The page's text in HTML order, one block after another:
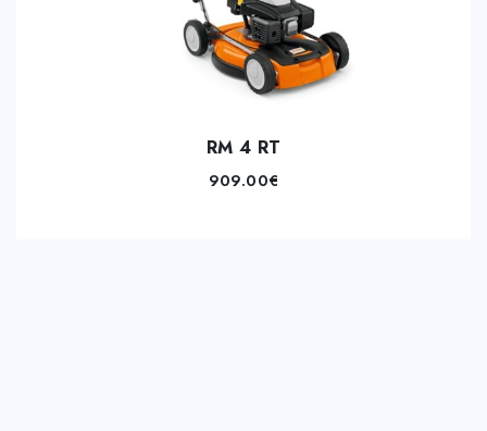
RM 4 RT
909.00€